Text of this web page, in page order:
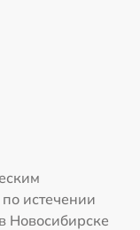
истечении
Новосибирске